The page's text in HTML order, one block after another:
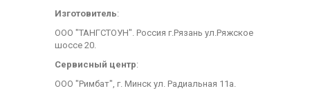
Изготовитель:
ООО "ТАНГСТОУН". Россия г.Рязань ул.Ряжское
шоссе 20.
Сервисный центр:
ООО "Римбат", г. Минск ул. Радиальная 11а.